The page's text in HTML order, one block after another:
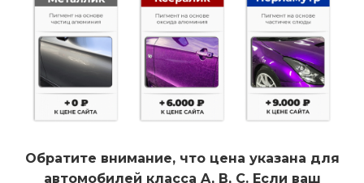
Обратите внимание, что цена указана для
автомобилей класса A, B, C. Если ваш